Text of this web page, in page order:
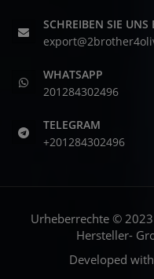
SCHREIBEN SIE UNS
WHATSAPP
201284302496
TELEGRAM
+201284302496
Urheberrechte ©
Hersteller-
Developed with